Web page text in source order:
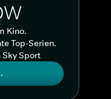
Kino.
Top-Serien.
Sport